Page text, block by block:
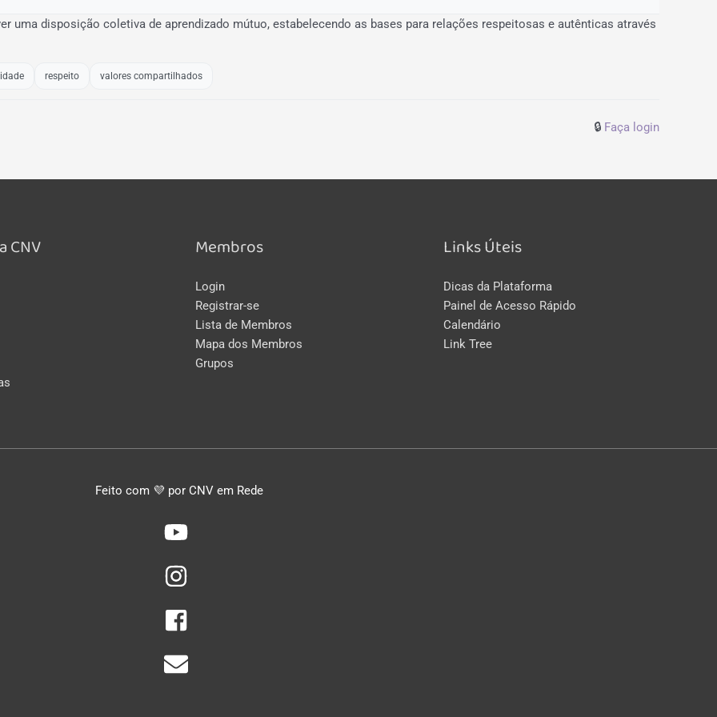
uma disposição coletiva de aprendizado mútuo, estabelecendo as bases para relações respeitosas e autênticas através
respeito valores compartilhados
🔒 Faça login
CNV Membros
Login
Registrar-se
Lista de Membros
Mapa dos Membros
Grupos
Links Úteis
Dicas da Plataforma
Painel de Acesso Rápido
Calendário
Link Tree
Feito com 💜 por CNV em Rede